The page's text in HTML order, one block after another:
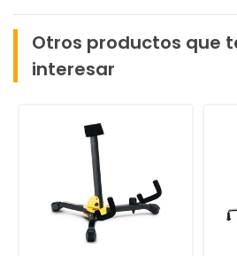
Otros productos que
interesar